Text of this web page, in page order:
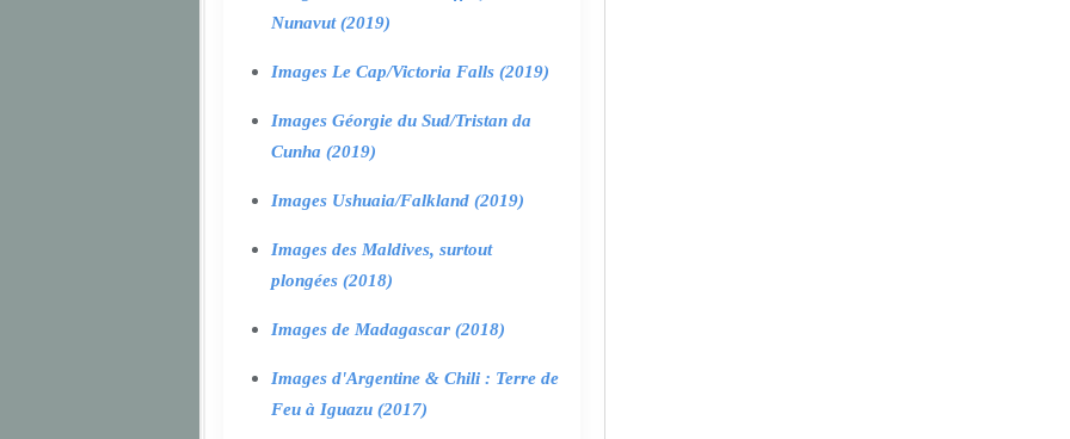
Nunavut (2019)
Images Le Cap/Victoria Falls (2019)
Images Géorgie du Sud/Tristan da
Cunha (2019)
Images Ushuaia/Falkland (2019)
Images des Maldives, surtout
plongées (2018)
Images de Madagascar (2018)
Images d'Argentine & Chili : Terre de
Feu à Iguazu (2017)